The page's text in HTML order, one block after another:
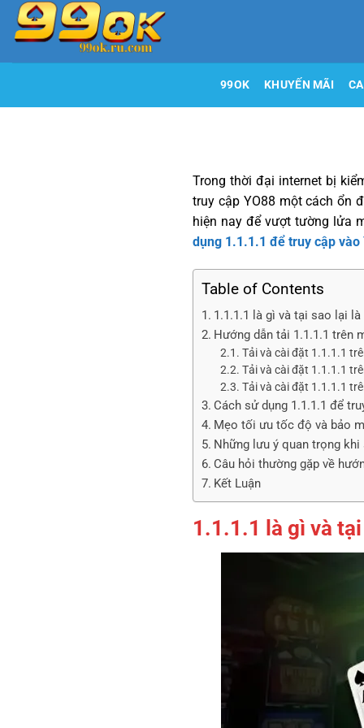
qua
99OK KHUYẾN MÃI
Trong thời đại internet bị
truy cập YO88 một cách ổn
hiện nay để vượt tường lửa
dụng 1.1.1.1 để truy cập vào
Table of Contents
1.1.1.1 là gì và tại sao lại
Hướng dẫn tải 1.1.1.1 trên
Tải và cài đặt 1.1.1.1
Tải và cài đặt 1.1.1.1
Tải và cài đặt 1.1.1.1
Cách sử dụng 1.1.1.1 để
Mẹo tối ưu tốc độ và bảo
Những lưu ý quan trọng
Câu hỏi thường gặp về
Kết Luận
1.1.1.1 là gì và